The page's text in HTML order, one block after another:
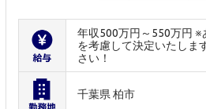
年収500万円～550万円 ※
を考慮して決定いたしま
さい！
千葉県 柏市